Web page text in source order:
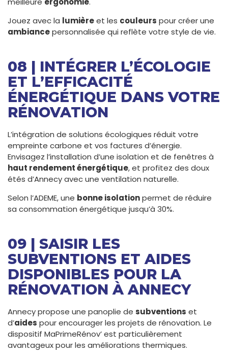
Jouez avec la lumièreet les couleurs pour créer une
ambiancepersonnalisée qui reflète votre style de vie.
08 | INTÉGRER L’ÉCOLOGIE
ET L’EFFICACITÉ
ÉNERGÉTIQUE DANS VOTRE
RÉNOVATION
L’intégration de solutions écologiques réduit votre
empreinte carbone et vos factures d’énergie.
Envisagez l’installation d’une isolation et de fenêtres à
haut rendement énergétique, et profitez des doux
étés d’Annecy avec une ventilation naturelle.
Selon l’ADEME, une bonne isolationpermet de réduire
sa consommation énergétique jusqu’à 30%.
09 | SAISIR LES
SUBVENTIONS ET AIDES
DISPONIBLES POUR LA
RÉNOVATION À ANNECY
Annecy propose une panoplie de subventions et
d’aides pour encourager les projets de rénovation. Le
dispositif MaPrimeRénov’ est particulièrement
avantageux pour les améliorations thermiques.